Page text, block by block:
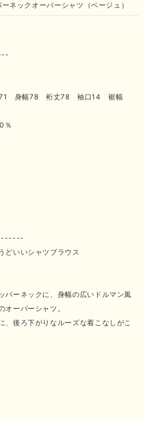
ネックオーバーシャツ（ベージュ）
71 身幅78 裄丈78 袖口14 裾幅
％
どいいシャツブラウス
パーネックに、身幅の広いドルマン風
ーバーシャツ。
、後ろ下がりなルーズな着こなしがこ